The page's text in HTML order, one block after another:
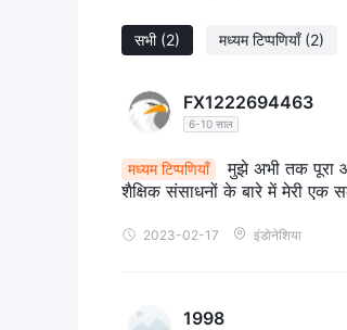
सभी (2) मध्यम टिप्पणियाँ (2)
FX1222694463
6-10 साल
मध्यम टिप्पणियाँ
मुझे अभी तक पूरा
शैक्षिक संसाधनों के बारे में मेरी एक
2023-02-17 इंडोनेशिया
1998